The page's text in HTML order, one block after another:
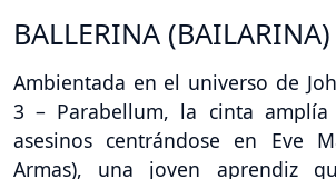
BALLERINA (BAILARINA)
Ambientada en el universo de
3 – Parabellum, la cinta
asesinos centrándose en Eve
Armas), una joven aprendiz